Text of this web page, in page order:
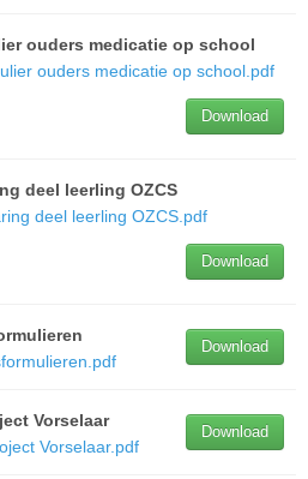
ouders medicatie op school
ouders medicatie op school.pdf
Download
deel leerling OZCS
deel leerling OZCS.pdf
Download
Download
Vorselaar
Vorselaar.pdf
Download